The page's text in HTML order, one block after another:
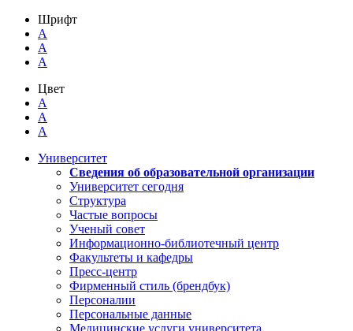
Шрифт
A
A
A
Цвет
A
A
A
Университет
Сведения об образовательной организации
Университет сегодня
Структура
Частые вопросы
Ученый совет
Информационно-библиотечный центр
Факультеты и кафедры
Пресс-центр
Фирменный стиль (брендбук)
Персоналии
Персональные данные
Медицинские услуги университета